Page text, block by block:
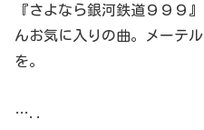
『さよなら銀河鉄道９９９
んお気に入りの曲。メーテ
を。
…..